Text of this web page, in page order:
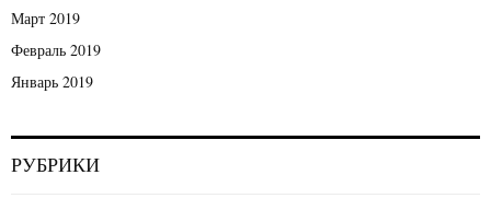
Март 2019
Февраль 2019
Январь 2019
РУБРИКИ